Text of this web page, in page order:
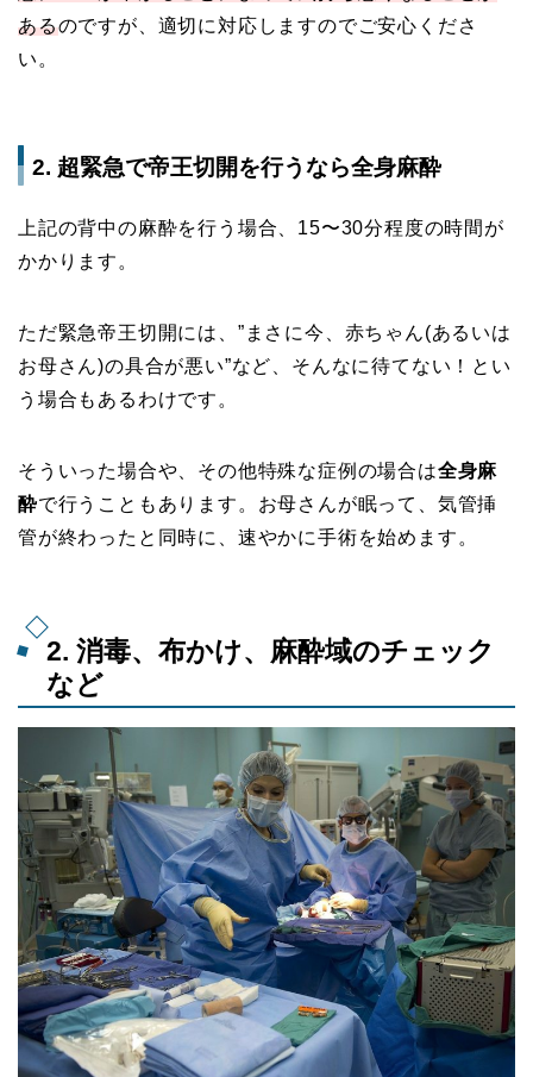
あるのですが、適切に対応しますのでご安心くださ
い。
2. 超緊急で帝王切開を行うなら全身麻酔
上記の背中の麻酔を行う場合、15〜30分程度の時間が
かかります。
ただ緊急帝王切開には、”まさに今、赤ちゃん(あるいは
お母さん)の具合が悪い”など、そんなに待てない！とい
う場合もあるわけです。
そういった場合や、その他特殊な症例の場合は全身麻
酔で行うこともあります。お母さんが眠って、気管挿
管が終わったと同時に、速やかに手術を始めます。
2. 消毒、布かけ、麻酔域のチェック
など